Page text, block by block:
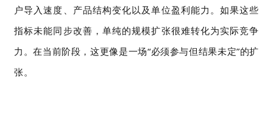
户导入速度、产品结构变化以及单位盈利能力。如果这些
指标未能同步改善，单纯的规模扩张很难转化为实际竞争
力。在当前阶段，这更像是一场“必须参与但结果未定”的扩
张。